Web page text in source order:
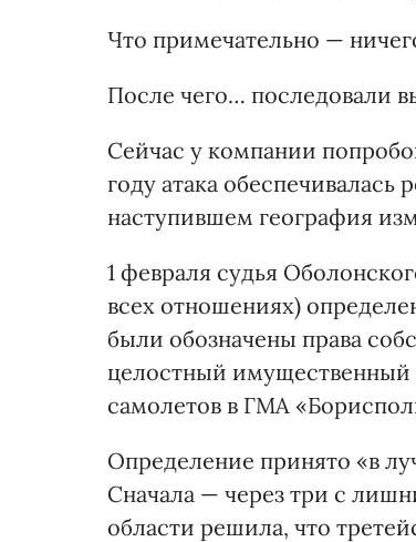
Что примечательно —
После чего… последовали
Сейчас у компании
году атака
наступившем география
1 февраля судья
всех отношениях)
были обозначены права
целостный имущественный
самолетов в ГМА
Определение принято «в
Сначала — через три с
области решила, что